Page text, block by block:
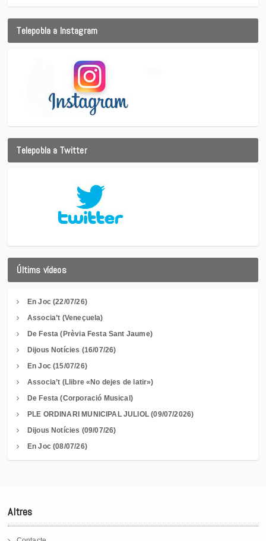
Telepobla a Instagram
Telepobla a Twitter
Últims vídeos
En Joc (22/07/26)
Associa’t (Veneçuela)
De Festa (Prèvia Festa Sant Jaume)
Dijous Notícies (16/07/26)
En Joc (15/07/26)
Associa’t (Llibre «No dejes de latir»)
De Festa (Corporació Musical)
PLE ORDINARI MUNICIPAL JULIOL (09/07/2026)
Dijous Notícies (09/07/26)
En Joc (08/07/26)
Altres